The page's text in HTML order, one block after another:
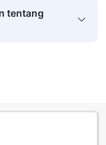
tentang